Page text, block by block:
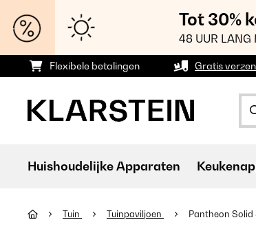
Tot 30%
48 UUR LANG
Flexibele betalingen Gratis
Huishoudelijke Apparaten
Tuin Tuinpaviljoen Pantheon